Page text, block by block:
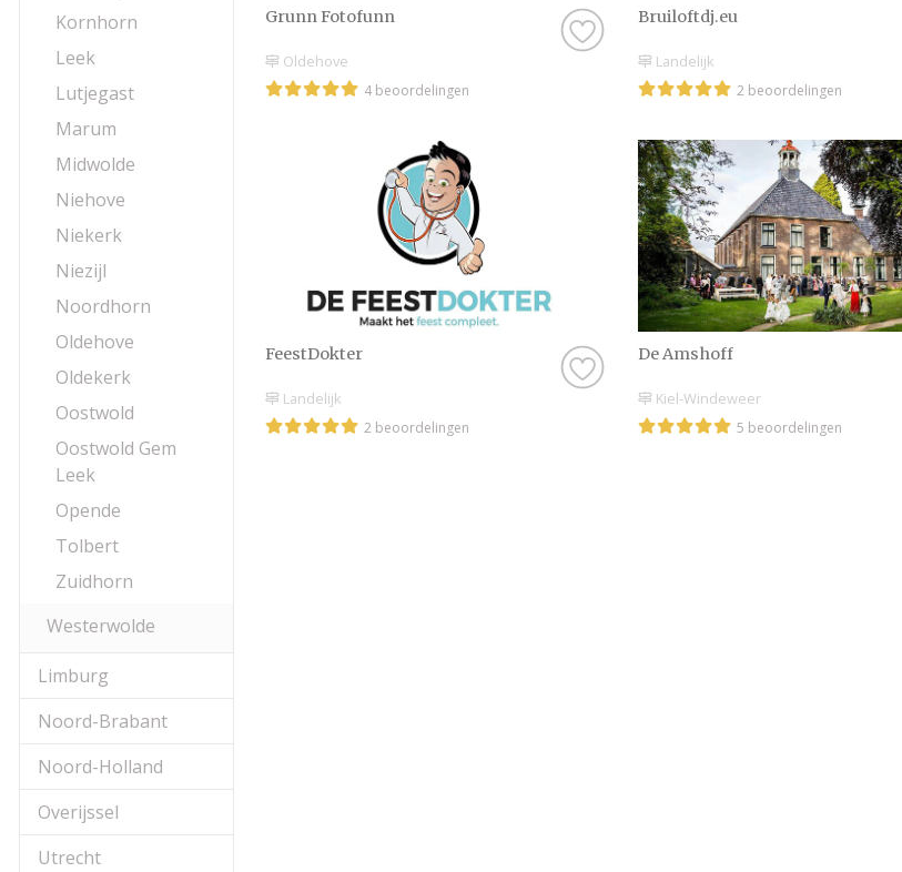
Kornhorn
Leek
Lutjegast
Marum
Midwolde
Niehove
Niekerk
Niezijl
Noordhorn
Oldehove
Oldekerk
Oostwold
Oostwold Gem
Leek
Opende
Tolbert
Zuidhorn
Westerwolde
Limburg
Noord-Brabant
Noord-Holland
Overijssel
Utrecht
Grunn Fotofunn
Oldehove
4 beoordelingen
Bruiloftdj.eu
Landelijk
2 beoordelingen
FeestDokter
Landelijk
2 beoordelingen
De Amshoff
Kiel-Windeweer
5 beoordelingen